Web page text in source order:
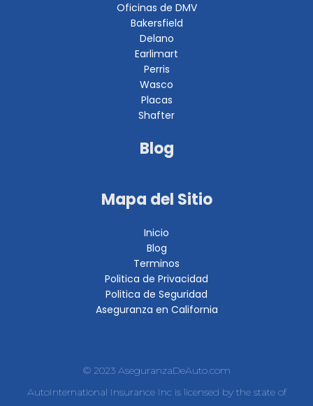
Oficinas de DMV
Bakersfield
Delano
Earlimart
Perris
Wasco
Placas
Shafter
Blog
Mapa del Sitio
Inicio
Blog
Terminos
Politica de Privacidad
Politica de Seguridad
Aseguranza en California
© 2023 AseguranzaDeAuto.com
AutoInternational Insurance Inc is licensed by the state of